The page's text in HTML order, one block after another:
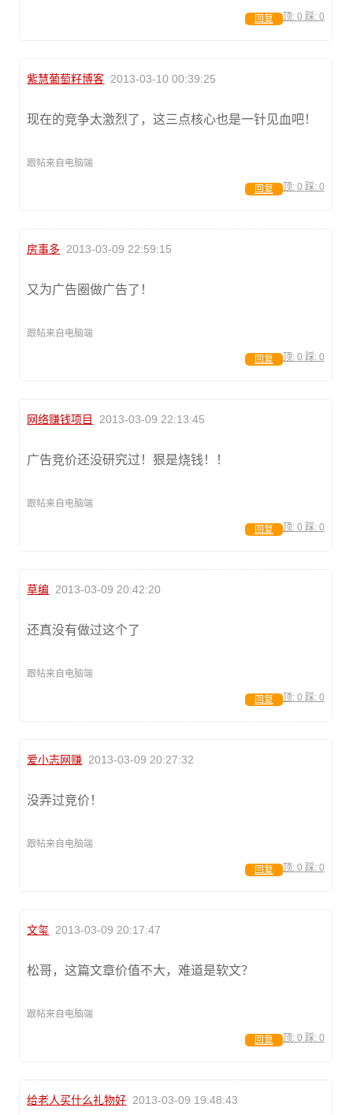
顶: 0 踩: 0
回复
紫慧葡萄籽博客 2013-03-10 00:39:25
现在的竞争太激烈了，这三点核心也是一针见血吧！
跟帖来自电脑端
顶: 0 踩: 0
回复
房事多 2013-03-09 22:59:15
又为广告圈做广告了！
跟帖来自电脑端
顶: 0 踩: 0
回复
网络赚钱项目 2013-03-09 22:13:45
广告竞价还没研究过！狠是烧钱！！
跟帖来自电脑端
顶: 0 踩: 0
回复
草编 2013-03-09 20:42:20
还真没有做过这个了
跟帖来自电脑端
顶: 0 踩: 0
回复
爱小志网赚 2013-03-09 20:27:32
没弄过竞价！
跟帖来自电脑端
顶: 0 踩: 0
回复
文玺 2013-03-09 20:17:47
松哥，这篇文章价值不大，难道是软文？
跟帖来自电脑端
顶: 0 踩: 0
回复
给老人买什么礼物好 2013-03-09 19:48:43